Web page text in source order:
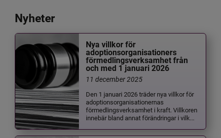
Nyheter
Nya villkor för
adoptionsorganisationers
förmedlingsverksamhet från
och med 1 januari 2026
11 december 2025
Den 1 januari 2026 träder nya villkor för
adoptionsorganisationernas
förmedlingsverksamhet i kraft. Villkoren
innebär bland annat förändringar i vilk...